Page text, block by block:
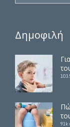
Δημοφιλή
91k